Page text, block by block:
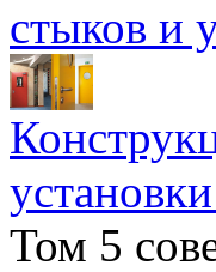
стыков и
Том 5